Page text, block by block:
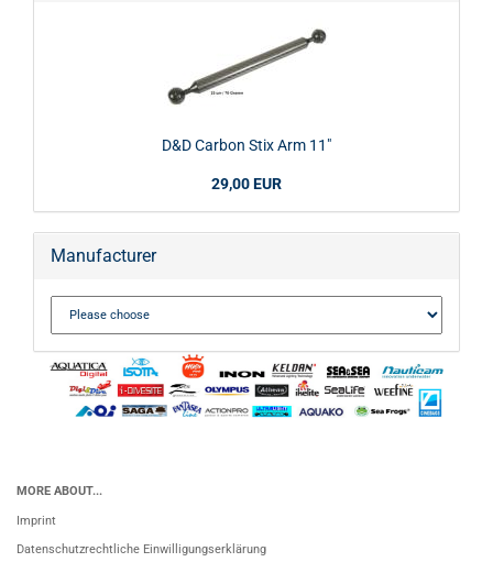
D&D Carbon Stix Arm 11"
29,00 EUR
Manufacturer
MORE ABOUT...
Imprint
Datenschutzrechtliche Einwilligungserklärung